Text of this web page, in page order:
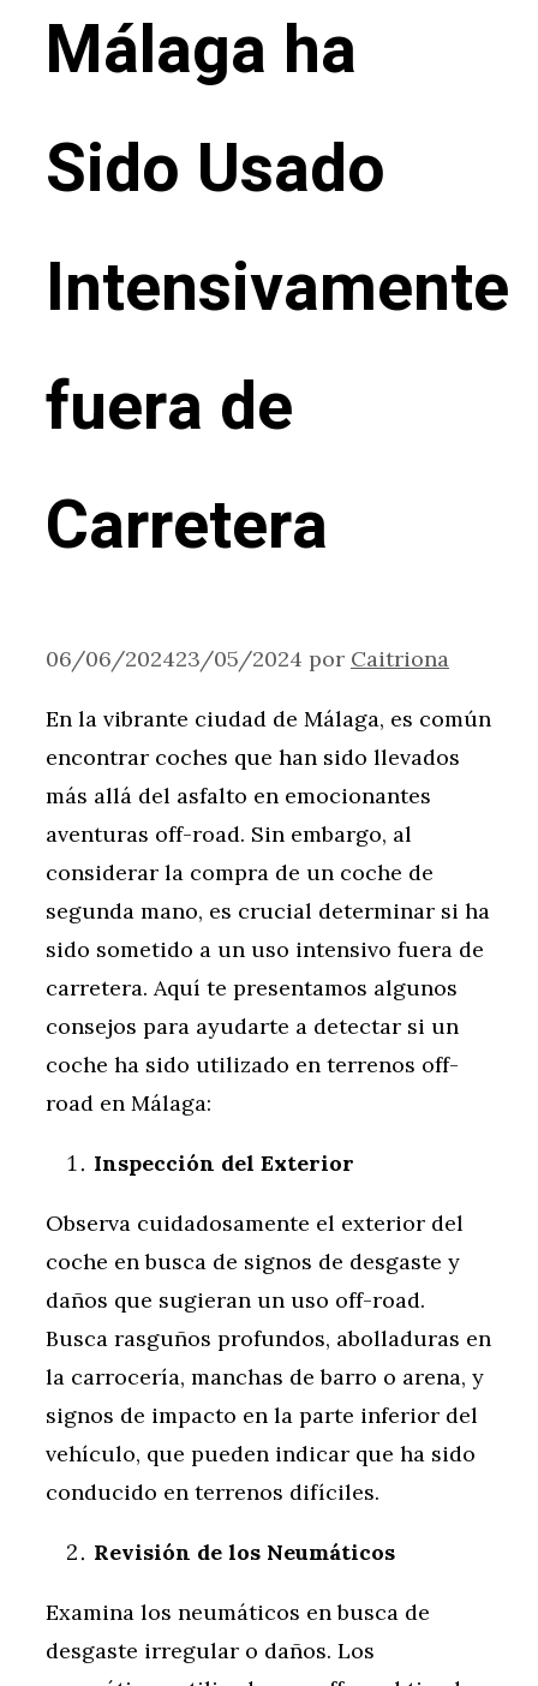
Málaga ha
Sido Usado
Intensivamente
fuera de
Carretera
06/06/202423/05/2024 por Caitriona
En la vibrante ciudad de Málaga, es común
encontrar coches que han sido llevados
más allá del asfalto en emocionantes
aventuras off-road. Sin embargo, al
considerar la compra de un coche de
segunda mano, es crucial determinar si ha
sido sometido a un uso intensivo fuera de
carretera. Aquí te presentamos algunos
consejos para ayudarte a detectar si un
coche ha sido utilizado en terrenos off-
road en Málaga:
Inspección del Exterior
Observa cuidadosamente el exterior del
coche en busca de signos de desgaste y
daños que sugieran un uso off-road.
Busca rasguños profundos, abolladuras en
la carrocería, manchas de barro o arena, y
signos de impacto en la parte inferior del
vehículo, que pueden indicar que ha sido
conducido en terrenos difíciles.
Revisión de los Neumáticos
Examina los neumáticos en busca de
desgaste irregular o daños. Los